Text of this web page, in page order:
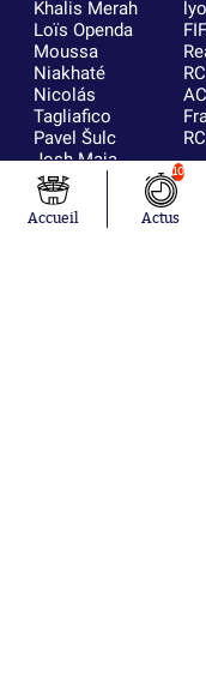
Khalis Merah
Loïs Openda
Moussa
Niakhaté
Nicolás
Tagliafico
Pavel Šulc
Josh Maja
Gauthier Hein
Accueil
10
Actus